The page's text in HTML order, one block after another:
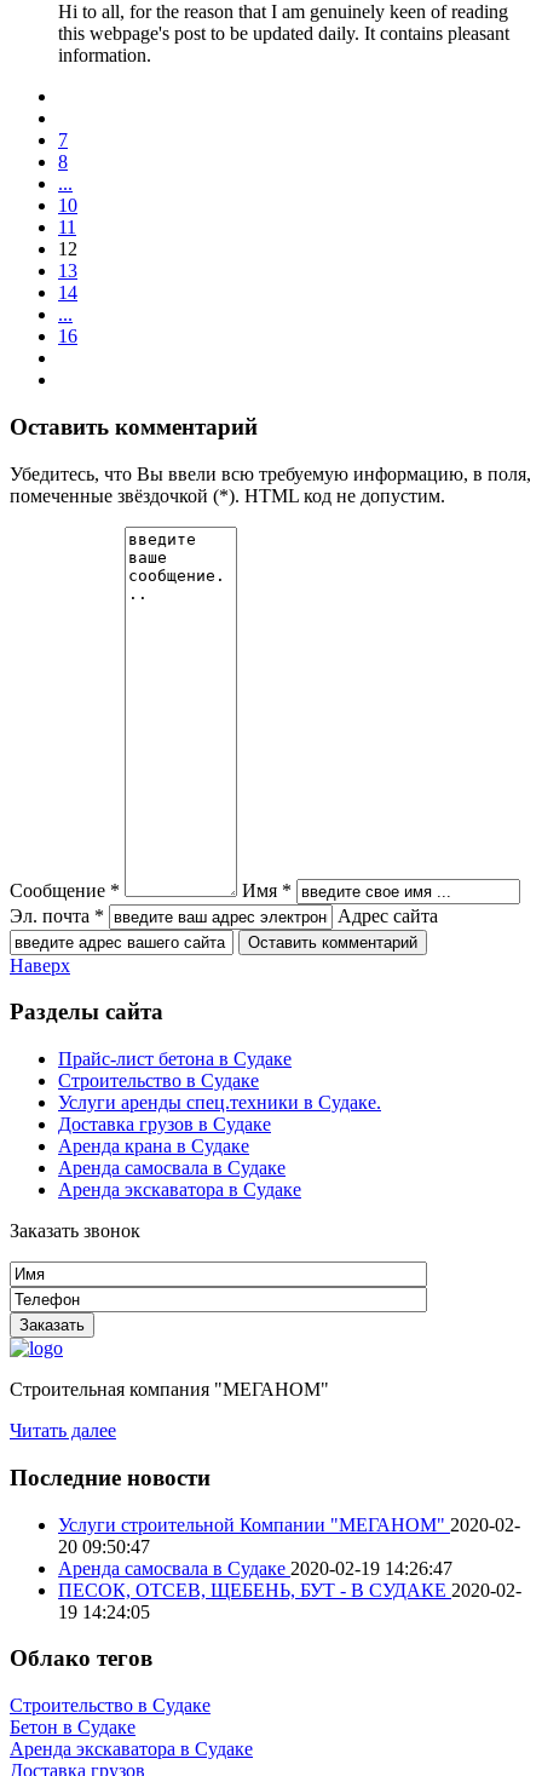
Hi to all, for the reason that I am genuinely keen of reading
this webpage's post to be updated daily. It contains pleasant
information.
7
8
...
10
11
12
13
14
...
16
Оставить комментарий
Убедитесь, что Вы ввели всю требуемую информацию, в поля,
помеченные звёздочкой (*). HTML код не допустим.
Сообщение *
Имя *
Эл. почта *
Адрес сайта
Наверх
Разделы сайта
Прайс-лист бетона в Судаке
Строительство в Судаке
Услуги аренды спец.техники в Судаке.
Доставка грузов в Судаке
Аренда крана в Судаке
Аренда самосвала в Судаке
Аренда экскаватора в Судаке
Заказать звонок
Строительная компания "МЕГАНОМ"
Читать далее
Последние новости
Услуги строительной Компании "МЕГАНОМ" 2020-02-
20 09:50:47
Аренда самосвала в Судаке 2020-02-19 14:26:47
ПЕСОК, ОТСЕВ, ЩЕБЕНЬ, БУТ - В СУДАКЕ 2020-02-
19 14:24:05
Облако тегов
Строительство в Судаке
Бетон в Судаке
Аренда экскаватора в Судаке
Доставка грузов